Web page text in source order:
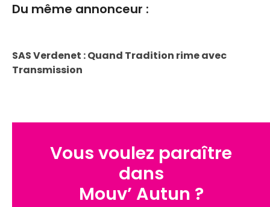
Du même annonceur :
SAS Verdenet : Quand Tradition rime avec
Transmission
Vous voulez paraître
dans
Mouv’ Autun ?